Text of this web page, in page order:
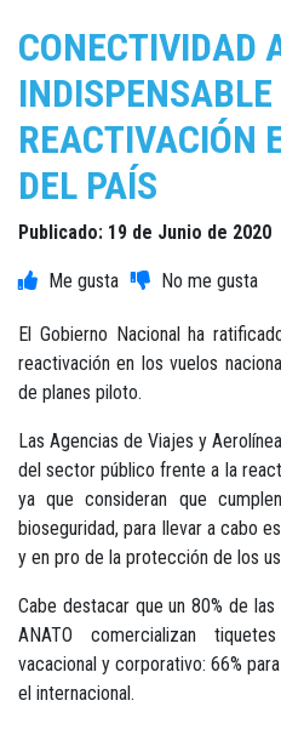
CONECTIVIDAD
REACTIVACIÓN
DEL PAÍS
Publicado: 19 de Junio de 2020
El Gobierno Nacional ha
reactivación en los vuelos
de planes piloto.
Las Agencias de Viajes y
del sector público frente a la
ya que consideran que
bioseguridad, para llevar a cabo
y en pro de la protección de los
Cabe destacar que un 80% de
ANATO comercializan
vacacional y corporativo: 66%
el internacional.